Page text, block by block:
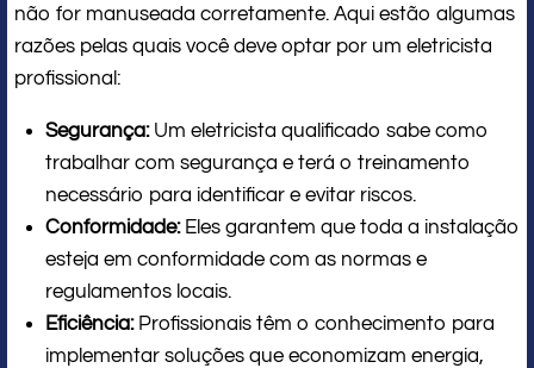
não for manuseada corretamente. Aqui estão algumas
razões pelas quais você deve optar por um eletricista
profissional:
Segurança:Um eletricista qualificado sabe como
trabalhar com segurança e terá o treinamento
necessário para identificar e evitar riscos.
Conformidade:Eles garantem que toda a instalação
esteja em conformidade com as normas e
regulamentos locais.
Eficiência:Profissionais têm o conhecimento para
implementar soluções que economizam energia,